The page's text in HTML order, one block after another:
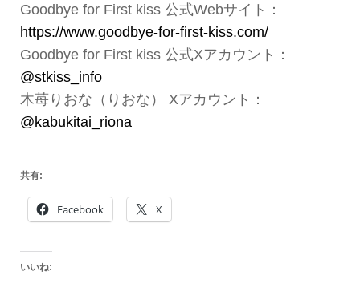
Goodbye for First kiss 公式Webサイト：
https://www.goodbye-for-first-kiss.com/
Goodbye for First kiss 公式Xアカウント：
@stkiss_info
木苺りおな（りおな） Xアカウント：
@kabukitai_riona
共有:
Facebook X
いいね: